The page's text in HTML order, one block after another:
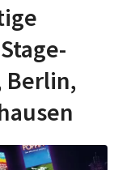
Berlin,